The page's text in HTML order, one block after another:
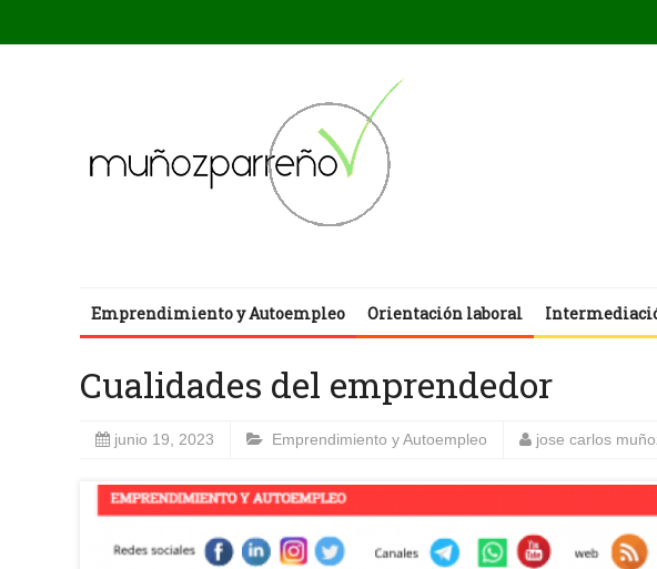
Emprendimiento y Autoempleo Orientación laboral
Cualidades del emprendedor
junio 19, 2023 Emprendimiento y Autoempleo jose carlos